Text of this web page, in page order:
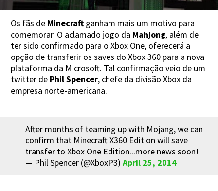
Os fãs de Minecraft ganham mais um motivo para
comemorar. O aclamado jogo da Mahjong, além de
ter sido confirmado para o Xbox One, oferecerá a
opção de transferir os saves do Xbox 360 para a nova
plataforma da Microsoft. Tal confirmação veio de um
twitter de Phil Spencer, chefe da divisão Xbox da
empresa norte-americana.
After months of teaming up with Mojang, we can
confirm that Minecraft X360 Edition will save
transfer to Xbox One Edition...more news soon!
— Phil Spencer (@XboxP3) April 25, 2014